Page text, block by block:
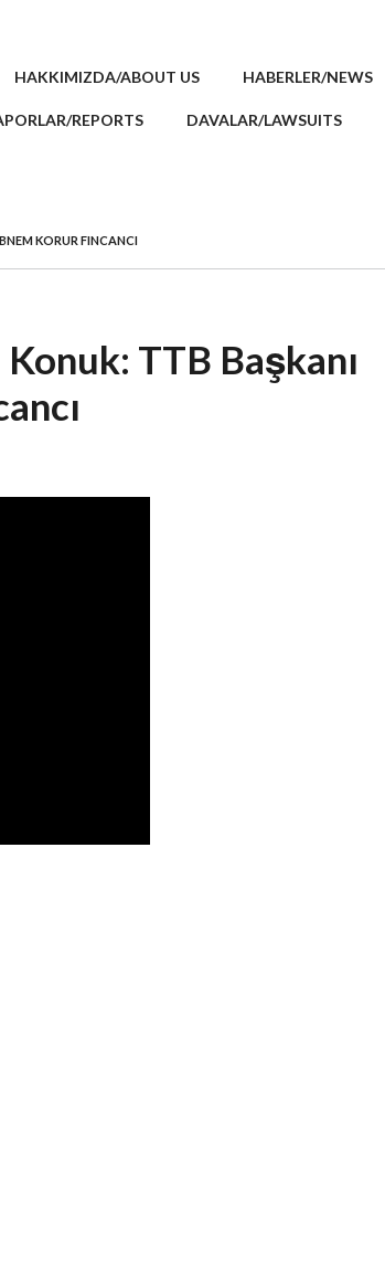
HAKKIMIZDA/ABOUT US HABERLER/NEWS
REPORTS DAVALAR/LAWSUITS
KORUR FINCANCI
TTB Başkanı